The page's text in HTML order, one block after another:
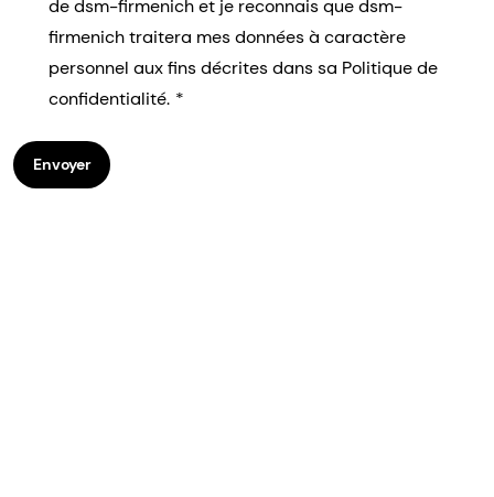
de dsm-firmenich et je reconnais que dsm-
firmenich traitera mes données à caractère
personnel aux fins décrites dans sa Politique de
confidentialité.
Envoyer